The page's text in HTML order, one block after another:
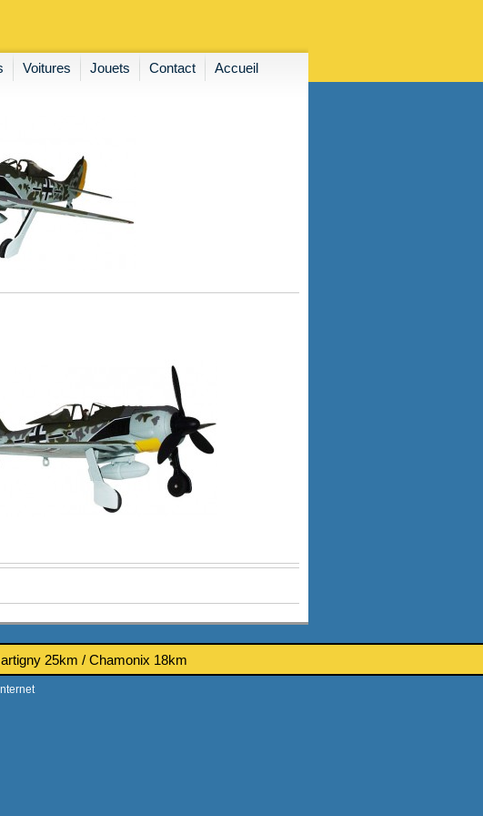
Voitures Jouets Contact Accueil
25km / Chamonix 18km